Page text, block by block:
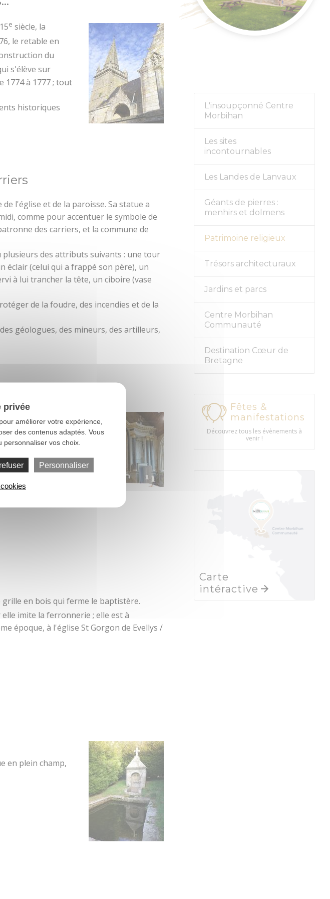
?
Organiser un événement
e siècle, la
le retable en
du
s'élève sur
1774 à 1777 ; tout
historiques
l'église et de la paroisse. Sa statue a
comme pour accentuer le symbole de
des carriers, et la commune de
des attributs suivants : une tour
éclair (celui qui a frappé son père), un
à lui trancher la tête, un ciboire (vase
de la foudre, des incendies et de la
géologues, des mineurs, des artilleurs,
les
latéraux
à têtes
pinacles
en bois qui ferme le baptistère.
imite la ferronnerie ; elle est à
époque, à l'église St Gorgon de Evellys /
en plein champ,
L'insoupçonné Centre
Morbihan
Les sites
incontournables
Les Landes de Lanvaux
Géants de pierres :
menhirs et dolmens
Patrimoine religieux
Trésors architecturaux
Jardins et parcs
Centre Morbihan
Communauté
Destination Cœur de
Bretagne
Fêtes &
manifestations
Découvrez tous les évènements à
venir !
Carte
intéractive
privée
améliorer votre expérience,
des contenus adaptés. Vous
personnaliser vos choix.
Personnaliser